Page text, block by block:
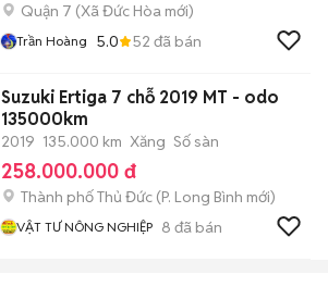
Quận 7 (Xã Đức Hòa mới)
Trần Hoàng 5.0 52 đã bán
Suzuki Ertiga 7 chỗ 2019 MT - odo
135000km
2019 135.000 km Xăng Số sàn
258.000.000 đ
Thành phố Thủ Đức (P. Long Bình mới)
VẬT TƯ NÔNG NGHIỆP 8 đã bán